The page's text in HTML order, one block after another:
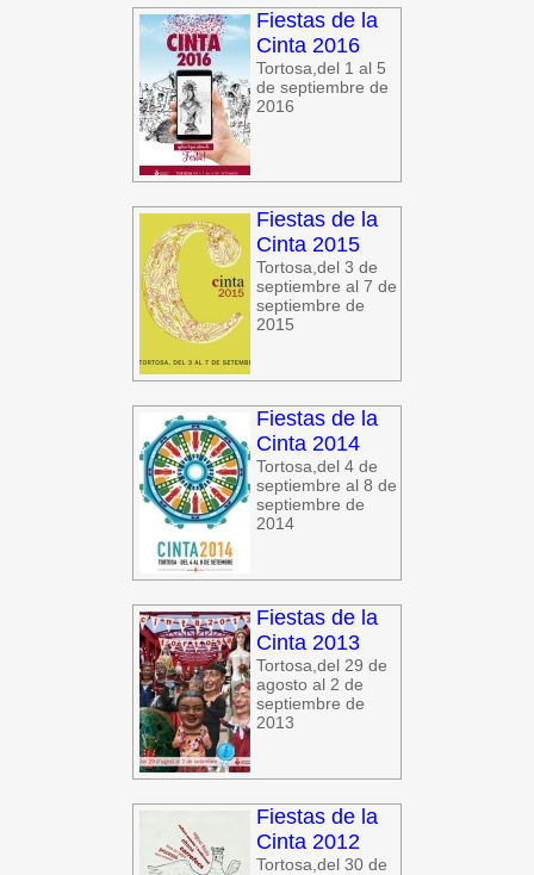
Fiestas de la
Cinta 2016
Tortosa,del 1 al 5
de septiembre de
2016
Fiestas de la
Cinta 2015
Tortosa,del 3 de
septiembre al 7 de
septiembre de
2015
Fiestas de la
Cinta 2014
Tortosa,del 4 de
septiembre al 8 de
septiembre de
2014
Fiestas de la
Cinta 2013
Tortosa,del 29 de
agosto al 2 de
septiembre de
2013
Fiestas de la
Cinta 2012
Tortosa,del 30 de